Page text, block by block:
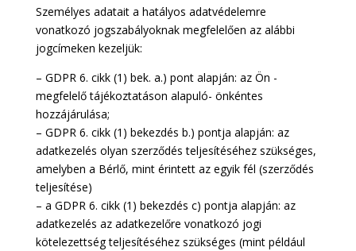
Személyes adatait a hatályos adatvédelemre
vonatkozó jogszabályoknak megfelelően az alábbi
jogcímeken kezeljük:
– GDPR 6. cikk (1) bek. a.) pont alapján: az Ön -
megfelelő tájékoztatáson alapuló- önkéntes
hozzájárulása;
– GDPR 6. cikk (1) bekezdés b.) pontja alapján: az
adatkezelés olyan szerződés teljesítéséhez szükséges,
amelyben a Bérlő, mint érintett az egyik fél (szerződés
teljesítése)
– a GDPR 6. cikk (1) bekezdés c) pontja alapján: az
adatkezelés az adatkezelőre vonatkozó jogi
kötelezettség teljesítéséhez szükséges (mint például